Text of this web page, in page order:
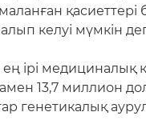
келуі мүмкін
ірі
13,7 миллион
генетикалық